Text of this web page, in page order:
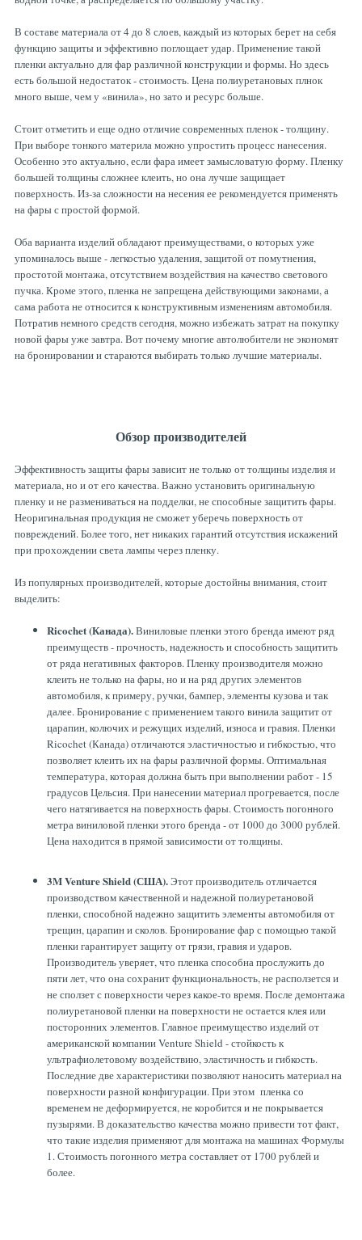
В составе материала от 4 до 8 слоев, каждый из которых берет на себя
функцию защиты и эффективно поглощает удар. Применение такой
пленки актуально для фар различной конструкции и формы. Но здесь
есть большой недостаток - стоимость. Цена полиуретановых плнок
много выше, чем у «винила», но зато и ресурс больше.
Стоит отметить и еще одно отличие современных пленок - толщину.
При выборе тонкого материла можно упростить процесс нанесения.
Особенно это актуально, если фара имеет замысловатую форму. Пленку
большей толщины сложнее клеить, но она лучше защищает
поверхность. Из-за сложности на несения ее рекомендуется применять
на фары с простой формой.
Оба варианта изделий обладают преимуществами, о которых уже
упоминалось выше - легкостью удаления, защитой от помутнения,
простотой монтажа, отсутствием воздействия на качество светового
пучка. Кроме этого, пленка не запрещена действующими законами, а
сама работа не относится к конструктивным изменениям автомобиля.
Потратив немного средств сегодня, можно избежать затрат на покупку
новой фары уже завтра. Вот почему многие автолюбители не экономят
на бронировании и стараются выбирать только лучшие материалы.
Обзор производителей
Эффективность защиты фары зависит не только от толщины изделия и
материала, но и от его качества. Важно установить оригинальную
пленку и не размениваться на подделки, не способные защитить фары.
Неоригинальная продукция не сможет уберечь поверхность от
повреждений. Более того, нет никаких гарантий отсутствия искажений
при прохождении света лампы через пленку.
Из популярных производителей, которые достойны внимания, стоит
выделить:
Ricochet (Канада).Виниловые пленки этого бренда имеют ряд
преимуществ - прочность, надежность и способность защитить
от ряда негативных факторов. Пленку производителя можно
клеить не только на фары, но и на ряд других элементов
автомобиля, к примеру, ручки, бампер, элементы кузова и так
далее. Бронирование с применением такого винила защитит от
царапин, колючих и режущих изделий, износа и гравия. Пленки
Ricochet (Канада) отличаются эластичностью и гибкостью, что
позволяет клеить их на фары различной формы. Оптимальная
температура, которая должна быть при выполнении работ - 15
градусов Цельсия. При нанесении материал прогревается, после
чего натягивается на поверхность фары. Стоимость погонного
метра виниловой пленки этого бренда - от 1000 до 3000 рублей.
Цена находится в прямой зависимости от толщины.
3M Venture Shield (США).Этот производитель отличается
производством качественной и надежной полиуретановой
пленки, способной надежно защитить элементы автомобиля от
трещин, царапин и сколов. Бронирование фар с помощью такой
пленки гарантирует защиту от грязи, гравия и ударов.
Производитель уверяет, что пленка способна прослужить до
пяти лет, что она сохранит функциональность, не расползется и
не сползет с поверхности через какое-то время. После демонтажа
полиуретановой пленки на поверхности не остается клея или
посторонних элементов. Главное преимущество изделий от
американской компании Venture Shield - стойкость к
ультрафиолетовому воздействию, эластичность и гибкость.
Последние две характеристики позволяют наносить материал на
поверхности разной конфигурации. При этом пленка со
временем не деформируется, не коробится и не покрывается
пузырями. В доказательство качества можно привести тот факт,
что такие изделия применяют для монтажа на машинах Формулы
1. Стоимость погонного метра составляет от 1700 рублей и
более.